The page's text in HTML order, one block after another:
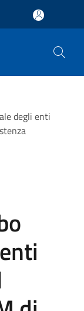
degli enti